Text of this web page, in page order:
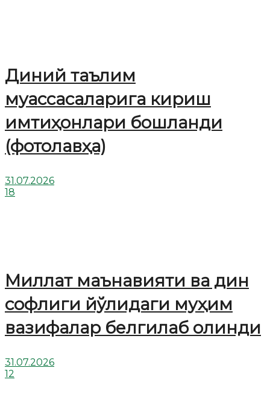
Диний таълим
муассасаларига кириш
имтиҳонлари бошланди
(фотолавҳа)
31.07.2026
18
Миллат маънавияти ва дин
софлиги йўлидаги муҳим
вазифалар белгилаб олинди
31.07.2026
12